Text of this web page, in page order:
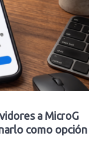
a MicroG
como opción